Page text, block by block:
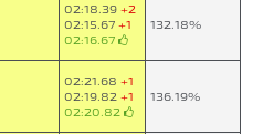
02:18.39 +2
02:15.67 +1
02:16.67
132.18%
02:21.68 +1
02:19.82 +1
02:20.82
136.19%